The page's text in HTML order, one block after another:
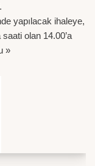
yapılacak ihaleye,
olan 14.00’a
»